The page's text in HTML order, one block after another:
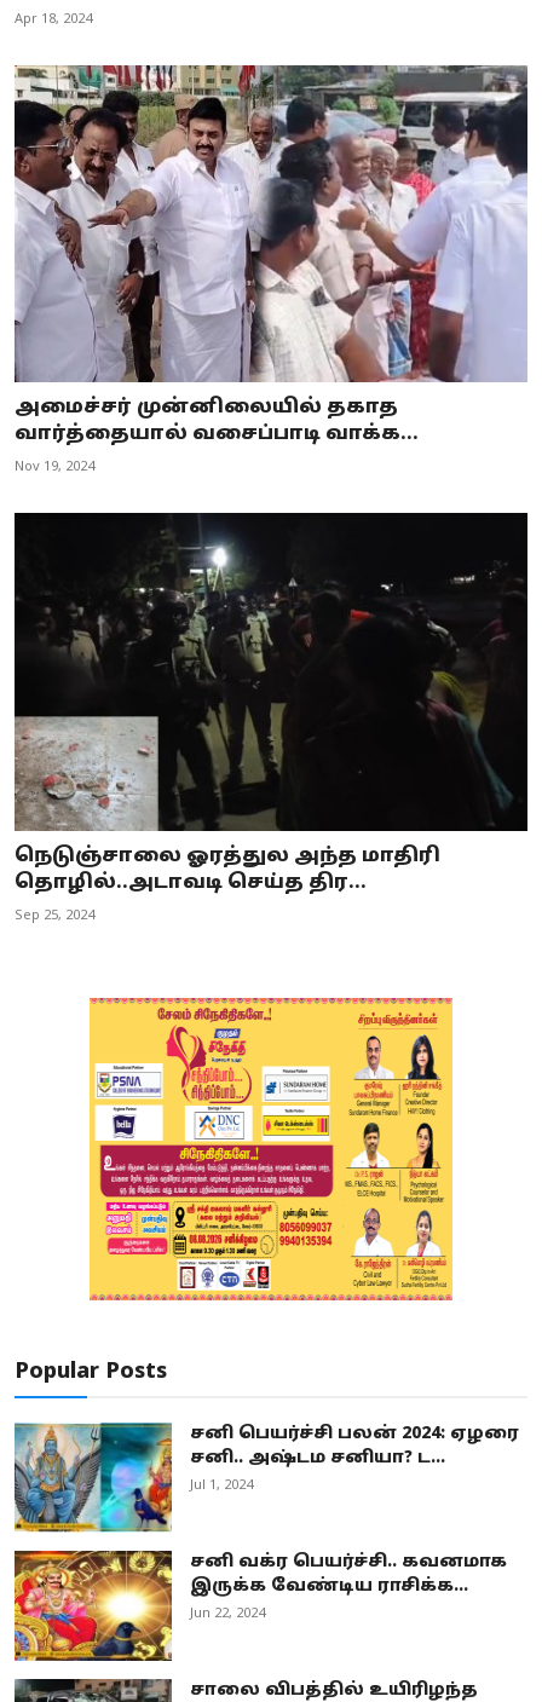
Apr 18, 2024
அமைச்சர் முன்னிலையில் தகாத
வார்த்தையால் வசைப்பாடி வாக்க...
Nov 19, 2024
நெடுஞ்சாலை ஓரத்துல அந்த மாதிரி
தொழில்..அடாவடி செய்த திர...
Sep 25, 2024
Popular Posts
சனி பெயர்ச்சி பலன் 2024: ஏழரை
சனி.. அஷ்டம சனியா? ட...
Jul 1, 2024
சனி வக்ர பெயர்ச்சி.. கவனமாக
இருக்க வேண்டிய ராசிக்க...
Jun 22, 2024
சாலை விபத்தில் உயிரிழந்த